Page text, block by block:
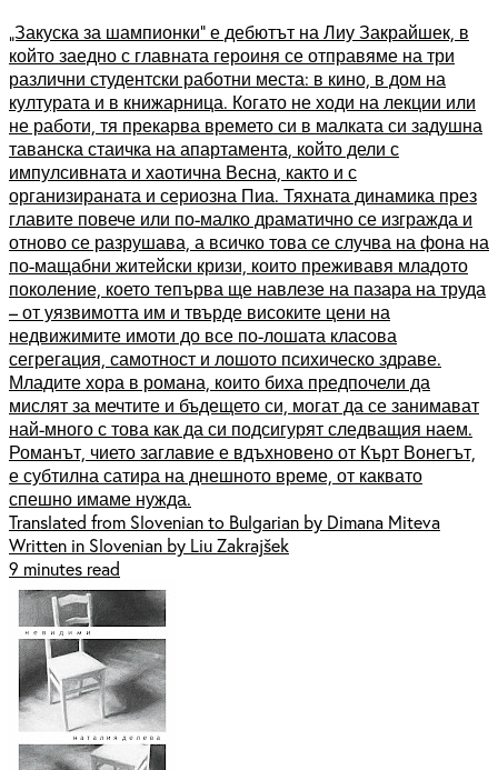
„Закуска за шампионки“ е дебютът на Лиу Закрайшек, в
който заедно с главната героиня се отправяме на три
различни студентски работни места: в кино, в дом на
културата и в книжарница. Когато не ходи на лекции или
не работи, тя прекарва времето си в малката си задушна
таванска стаичка на апартамента, който дели с
импулсивната и хаотична Весна, както и с
организираната и сериозна Пиа. Тяхната динамика през
главите повече или по-малко драматично се изгражда и
отново се разрушава, а всичко това се случва на фона на
по-мащабни житейски кризи, които преживавя младото
поколение, което тепърва ще навлезе на пазара на труда
– от уязвимотта им и твърде високите цени на
недвижимите имоти до все по-лошата класова
сегрегация, самотност и лошото психическо здраве.
Младите хора в романа, които биха предпочели да
мислят за мечтите и бъдещето си, могат да се занимават
най-много с това как да си подсигурят следващия наем.
Романът, чието заглавие е вдъхновено от Кърт Вонегът,
е субтилна сатира на днешното време, от каквато
спешно имаме нужда.
Translated from Slovenian to Bulgarian by Dimana Miteva
Written in Slovenian by Liu Zakrajšek
9 minutes read